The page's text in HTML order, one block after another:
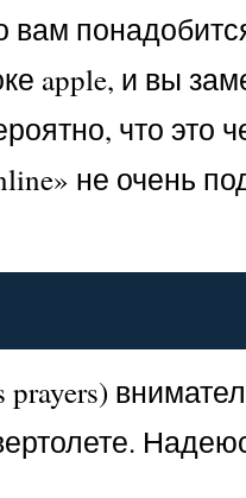
вам
и вы
что
не очень